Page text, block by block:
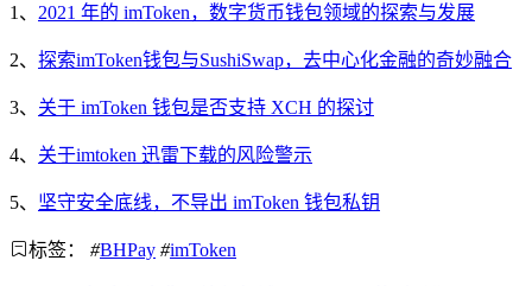
1、 2021 年的 imToken，数字货币钱包领域的探索与发展
2、 探索imToken钱包与SushiSwap，去中心化金融的奇妙融合
3、 关于 imToken 钱包是否支持 XCH 的探讨
4、 关于imtoken 迅雷下载的风险警示
5、 坚守安全底线，不导出 imToken 钱包私钥
标签： #BHPay #imToken